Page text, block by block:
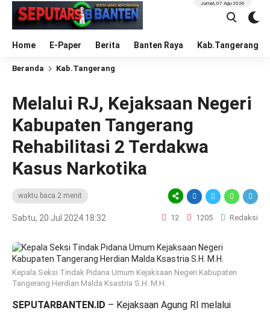
Home E-Paper Berita Banten Raya Kab.Tangerang
Jumat, 07 Agu 2026
Beranda Kab.Tangerang
Melalui RJ, Kejaksaan Negeri
Kabupaten Tangerang
Rehabilitasi 2 Terdakwa
Kasus Narkotika
waktu baca 2 menit
Sabtu, 20 Jul 2024 18:32 12 1205 Redaksi
Kepala Seksi Tindak Pidana Umum Kejaksaan Negeri Kabupaten
Tangerang Herdian Malda Ksastria S.H. M.H.
SEPUTARBANTEN.ID – Kejaksaan Agung RI melalui